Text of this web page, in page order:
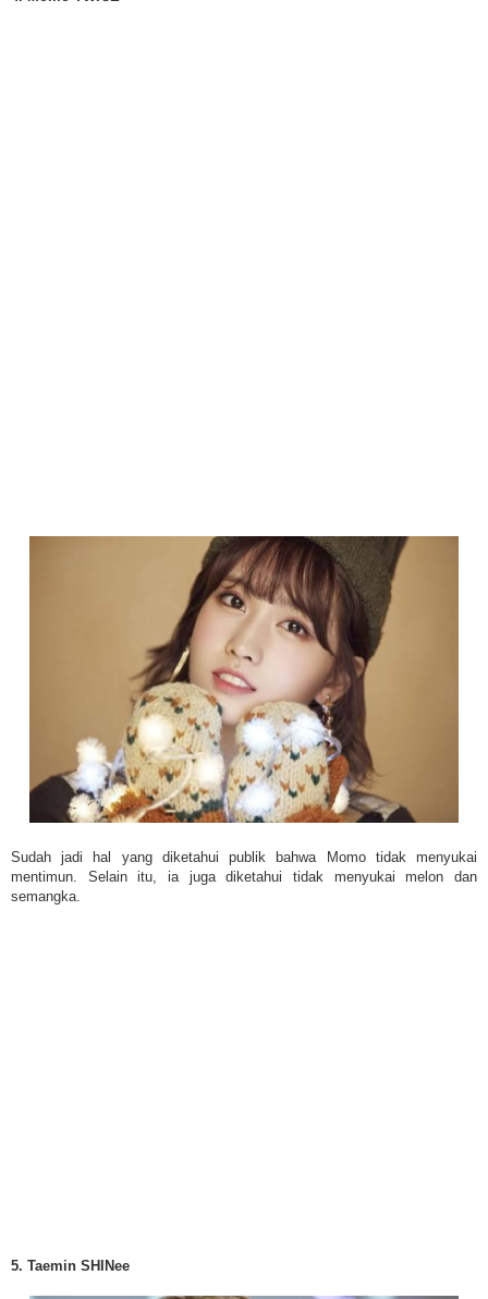
Sudah jadi hal yang diketahui publik bahwa Momo tidak menyukai
mentimun. Selain itu, ia juga diketahui tidak menyukai melon dan
semangka.
5. Taemin SHINee